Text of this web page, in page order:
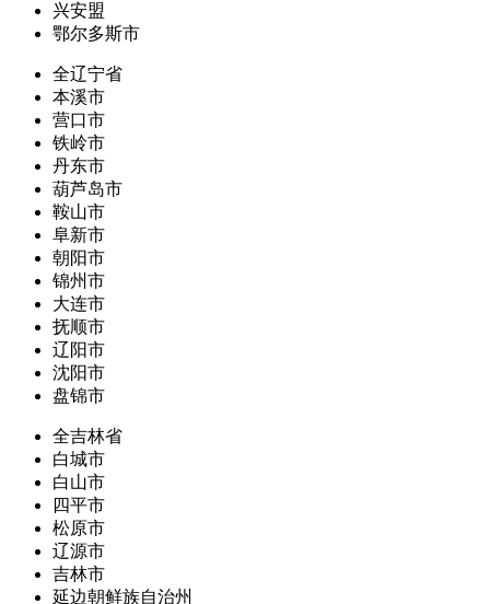
兴安盟
鄂尔多斯市
全辽宁省
本溪市
营口市
铁岭市
丹东市
葫芦岛市
鞍山市
阜新市
朝阳市
锦州市
大连市
抚顺市
辽阳市
沈阳市
盘锦市
全吉林省
白城市
白山市
四平市
松原市
辽源市
吉林市
延边朝鲜族自治州